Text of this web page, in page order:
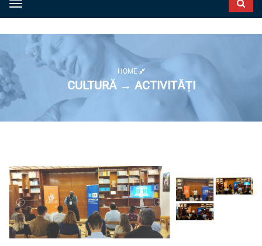
Toggle navigation
HOME
CULTURĂ → ACTIVITĂȚI